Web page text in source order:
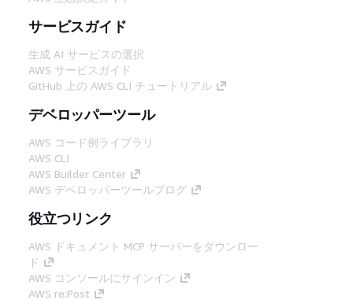
サービスガイド
生成 AI サービスの選択
AWS サービスガイド
GitHub 上の AWS CLI チュートリアル
デベロッパーツール
AWS コード例ライブラリ
AWS CLI
AWS Builder Center
AWS デベロッパーツールブログ
役立つリンク
AWS ドキュメント MCP サーバーをダウンロー
ド
AWS コンソールにサインイン
AWS re:Post